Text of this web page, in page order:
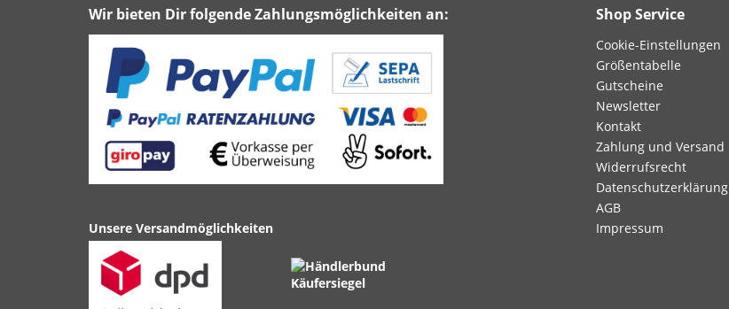
Wir bieten Dir folgende Zahlungsmöglichkeiten an:
Unsere Versandmöglichkeiten
Shop Service
Cookie-Einstellungen
Größentabelle
Gutscheine
Newsletter
Kontakt
Zahlung und Versand
Widerrufsrecht
Datenschutzerklärung
AGB
Impressum